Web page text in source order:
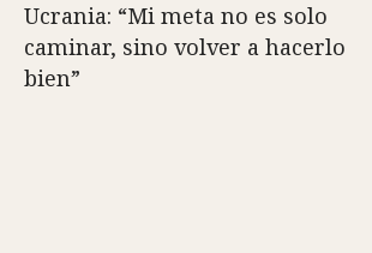
Ucrania: “Mi meta no es solo
caminar, sino volver a hacerlo
bien”